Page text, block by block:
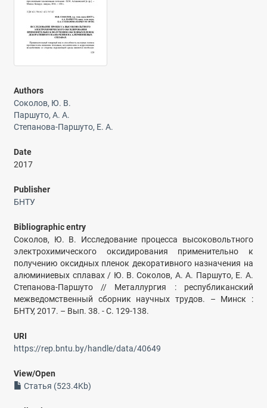
Authors
Соколов, Ю. В.
Паршуто, А. А.
Степанова-Паршуто, Е. А.
Date
2017
Publisher
БНТУ
Bibliographic entry
Соколов, Ю. В. Исследование процесса высоковольтного
электрохимического оксидирования применительно к
получению оксидных пленок декоративного назначения на
алюминиевых сплавах / Ю. В. Соколов, А. А. Паршуто, Е. А.
Степанова-Паршуто // Металлургия : республиканский
межведомственный сборник научных трудов. – Минск :
БНТУ, 2017. – Вып. 38. - С. 129-138.
URI
https://rep.bntu.by/handle/data/40649
View/Open
Статья (523.4Kb)